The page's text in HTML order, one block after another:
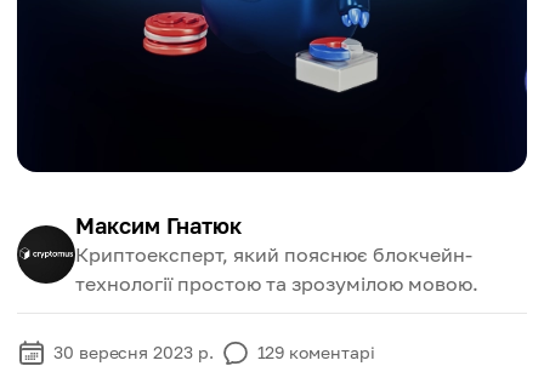
Максим Гнатюк
Криптоексперт, який пояснює блокчейн-
технології простою та зрозумілою мовою.
30 вересня 2023 р. 129 коментарі